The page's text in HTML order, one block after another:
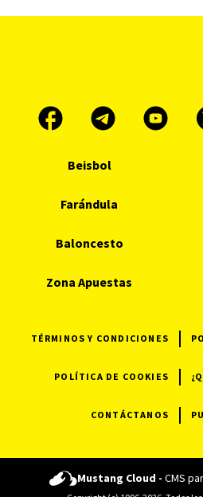
Beisbol
Farándula
Baloncesto
Zona Apuestas
TÉRMINOS Y CONDICIONES
POLÍTICA DE COOKIES
CONTÁCTANOS
Mustang Cloud - CMS